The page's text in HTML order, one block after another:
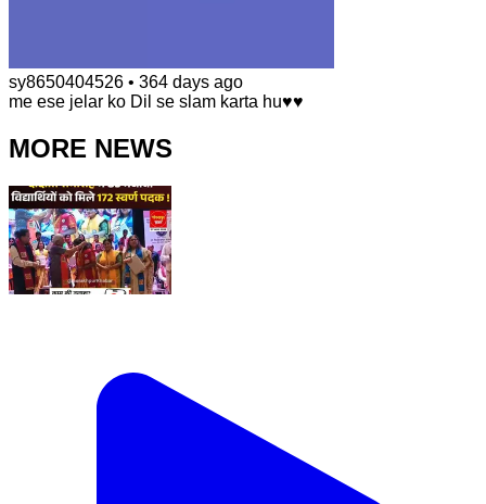
sy8650404526 • 364 days ago
me ese jelar ko Dil se slam karta hu♥️♥️
MORE NEWS